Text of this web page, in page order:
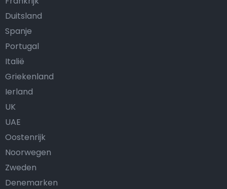
Duitsland
Spanje
Portugal
Italië
Griekenland
Ierland
UK
UAE
Oostenrijk
Noorwegen
Zweden
Denemarken